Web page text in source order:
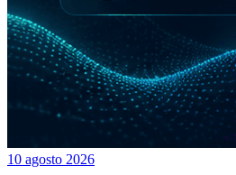
10 agosto 2026